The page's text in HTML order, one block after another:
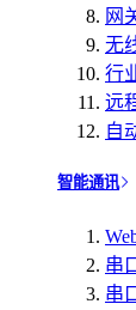
网
无
行
远
自
智能通讯
串
串